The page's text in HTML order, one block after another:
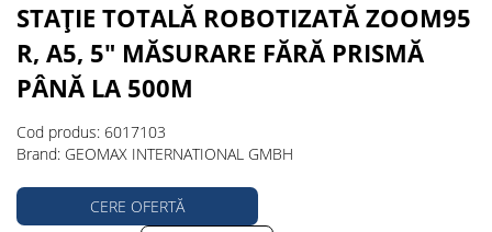
STAȚIE TOTALĂ ROBOTIZATĂ ZOOM95
R, A5, 5" MĂSURARE FĂRĂ PRISMĂ
PÂNĂ LA 500M
Cod produs: 6017103
Brand: GEOMAX INTERNATIONAL GMBH
CERE OFERTĂ